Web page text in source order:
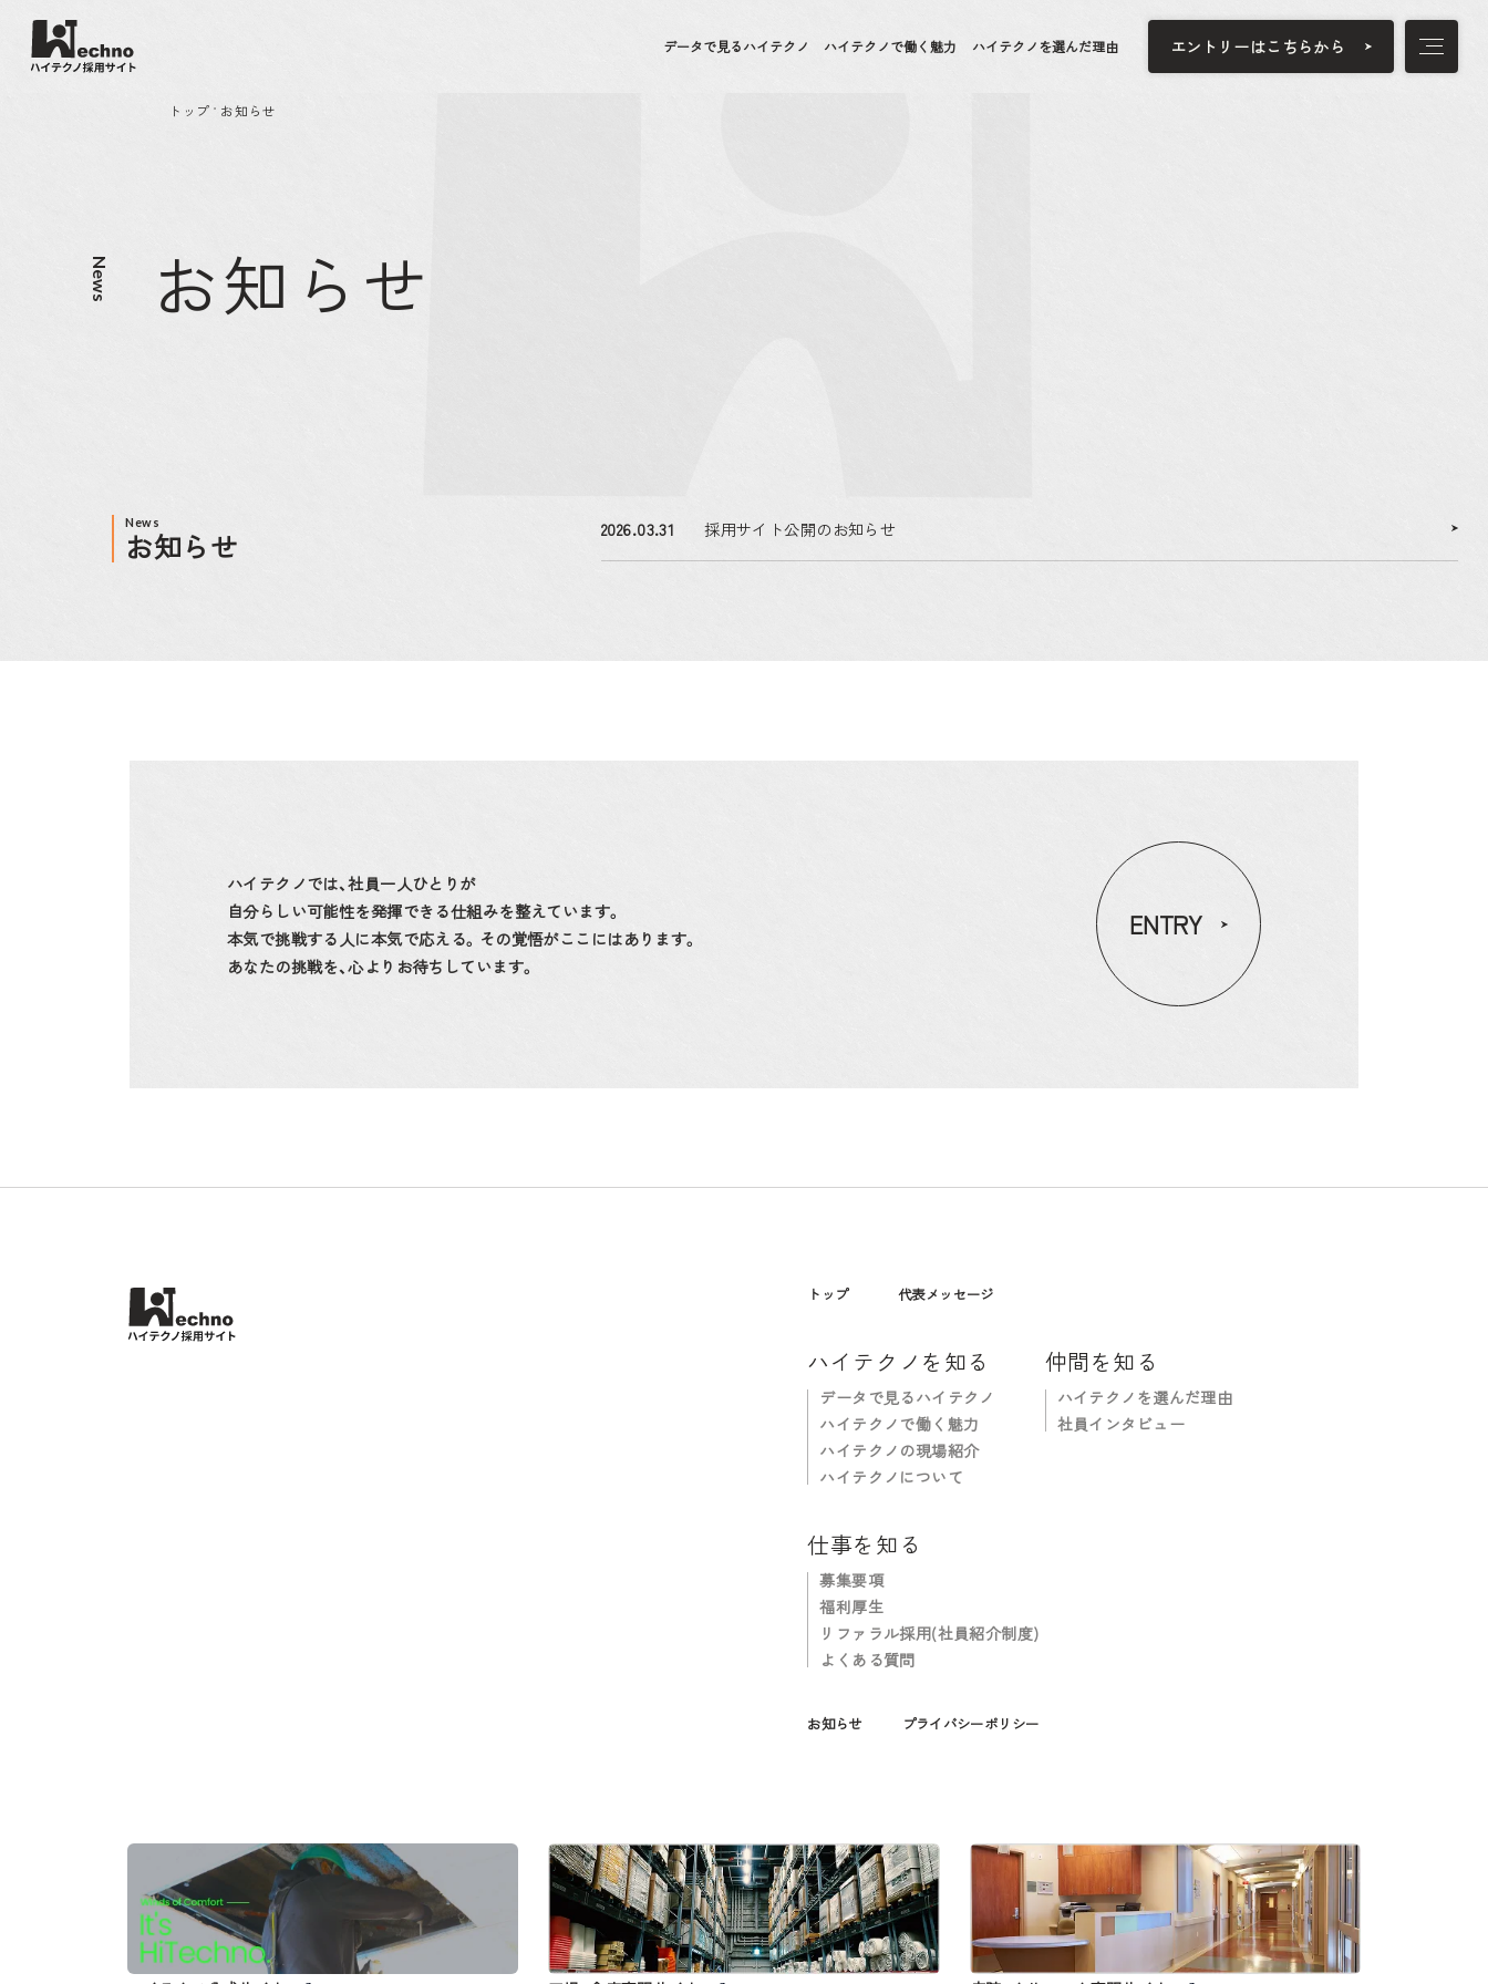
データで見るハイテクノ ハイテクノで働く魅力 ハイテクノを選んだ理由 エントリーはこちらから
リファラル採用(社員紹介制度)
プライバシーポリシー
工場・倉庫専門サイト
トップ • お知らせ
News お知らせ
News
お知らせ 2026.03.31 採用サイト公開のお知らせ
ハイテクノでは、社員一人ひとりが
自分らしい可能性を発揮できる仕組みを整えています。
本気で挑戦する人に本気で応える。 その覚悟がここにはあります。
あなたの挑戦を、心よりお待ちしています。
ENTRY
トップ 代表メッセージ
ハイテクノを知る
データで見るハイテクノ
ハイテクノで働く魅力
ハイテクノの現場紹介
ハイテクノについて
仲間を知る
ハイテクノを選んだ理由
社員インタビュー
仕事を知る
募集要項
福利厚生
リファラル採用(社員紹介制度)
よくある質問
お知らせ プライバシーポリシー